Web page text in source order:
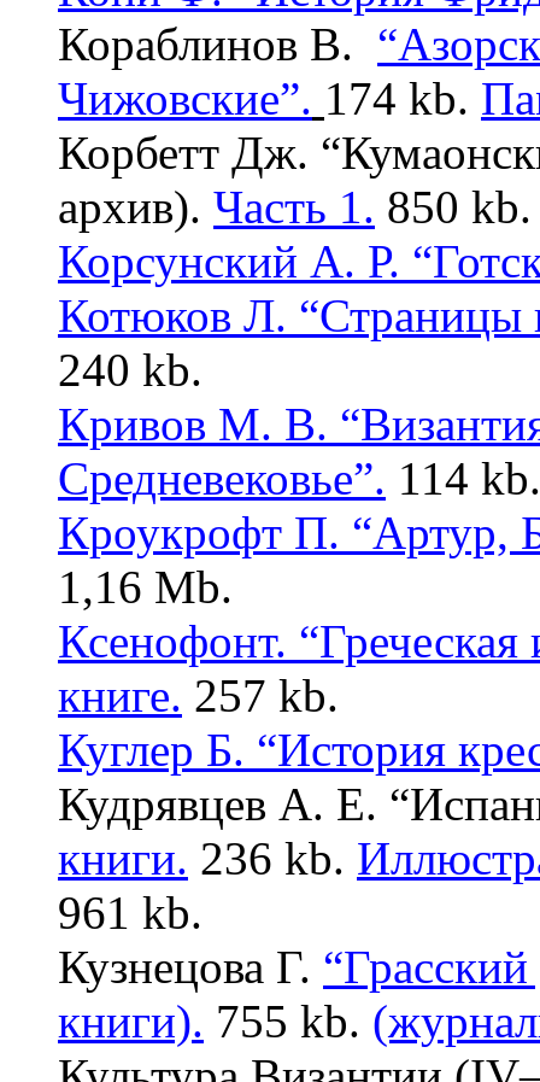
Кораблинов В.
Чижовские”. 174 kb.
Корбетт Дж.
архив). Часть 1. 850 kb.
Корсунский А. Р.
Котюков Л. “Страницы
240 kb.
Кривов М. В.
Средневековье”. 114
Кроукрофт П. “Артур,
1,16 Mb.
Ксенофонт. “Греческая
книге. 257 kb.
Куглер Б. “История
Кудрявцев А. Е.
книги. 236 kb.
961 kb.
Кузнецова Г.
книги). 755 kb.